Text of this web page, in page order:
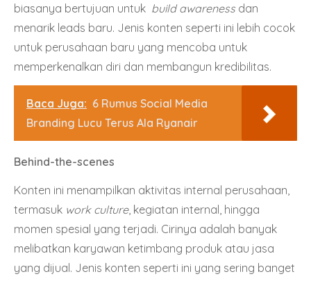
biasanya bertujuan untuk build awareness dan
menarik leads baru. Jenis konten seperti ini lebih cocok
untuk perusahaan baru yang mencoba untuk
memperkenalkan diri dan membangun kredibilitas.
Baca Juga: 6 Rumus Social Media
Branding Lucu Terus Ala Ryanair
Behind-the-scenes
Konten ini menampilkan aktivitas internal perusahaan,
termasuk work culture, kegiatan internal, hingga
momen spesial yang terjadi. Cirinya adalah banyak
melibatkan karyawan ketimbang produk atau jasa
yang dijual. Jenis konten seperti ini yang sering banget